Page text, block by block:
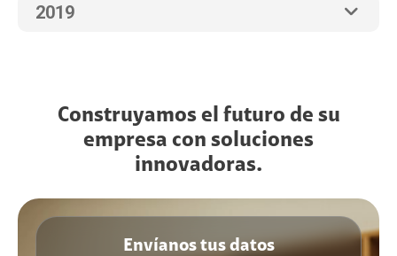
2019
Construyamos el futuro de su
empresa con soluciones
innovadoras.
Envíanos tus datos